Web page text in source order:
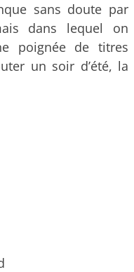
sans doute par
dans lequel on
poignée de titres
un soir d’été, la